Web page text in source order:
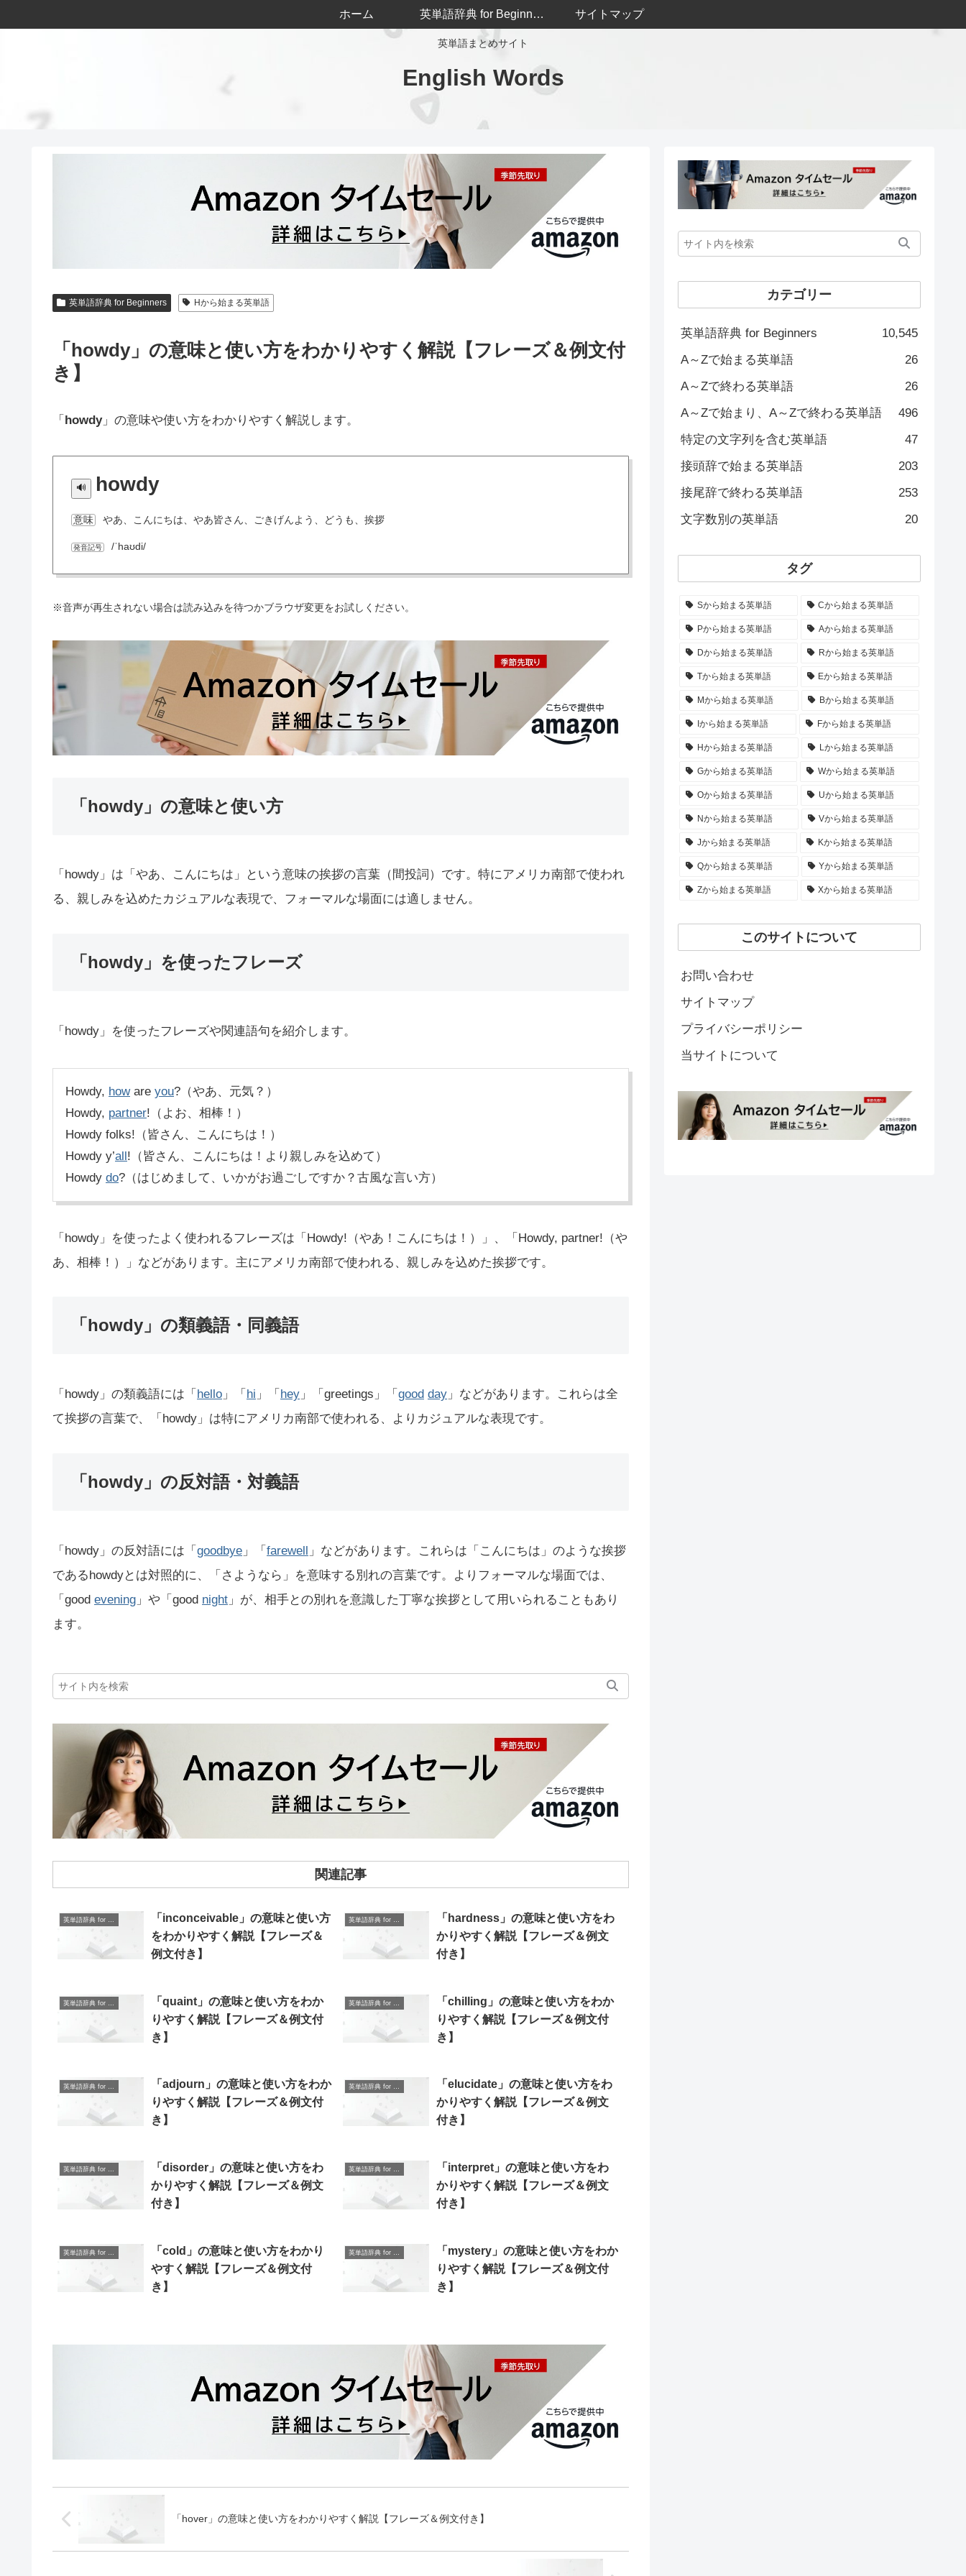
英単語まとめサイト
English Words
ホーム 英単語辞典 for Beginners サイトマップ
英単語辞典 for Beginners Hから始まる英単語
「howdy」の意味と使い方をわかりやすく解説【フレーズ＆例文付
き】
「 howdy」の意味や使い方をわかりやすく解説します。
howdy
意味 やあ、こんにちは、やあ皆さん、ごきげんよう、どうも、挨拶
発音記号 /ˈhaʊdi/
※音声が再生されない場合は読み込みを待つかブラウザ変更をお試しください。
「howdy」の意味と使い方
「howdy」は「やあ、こんにちは」という意味の挨拶の言葉（間投詞）です。特にアメリカ南部で使われ
る、親しみを込めたカジュアルな表現で、フォーマルな場面には適しません。
「howdy」を使ったフレーズ
「howdy」を使ったフレーズや関連語句を紹介します。
Howdy, howare you?（やあ、元気？）
Howdy, partner!（よお、相棒！）
Howdy folks!（皆さん、こんにちは！）
Howdy y’all!（皆さん、こんにちは！より親しみを込めて）
Howdy do?（はじめまして、いかがお過ごしですか？古風な言い方）
「howdy」を使ったよく使われるフレーズは「Howdy!（やあ！こんにちは！）」、「Howdy, partner!（や
あ、相棒！）」などがあります。主にアメリカ南部で使われる、親しみを込めた挨拶です。
「howdy」の類義語・同義語
「howdy」の類義語には「 hello 」「 hi 」「 hey 」「greetings」「 good day 」などがあります。これらは全
て挨拶の言葉で、「howdy」は特にアメリカ南部で使われる、よりカジュアルな表現です。
「howdy」の反対語・対義語
「howdy」の反対語には「 goodbye 」「 farewell 」などがあります。これらは「こんにちは」のような挨拶
であるhowdyとは対照的に、「さようなら」を意味する別れの言葉です。よりフォーマルな場面では、
「good evening 」や「good night 」が、相手との別れを意識した丁寧な挨拶として用いられることもあり
ます。
関連記事
「inconceivable」の意味と使い方
をわかりやすく解説【フレーズ＆
例文付き】
「hardness」の意味と使い方をわ
かりやすく解説【フレーズ＆例文
付き】
「quaint」の意味と使い方をわか
りやすく解説【フレーズ＆例文付
き】
「chilling」の意味と使い方をわか
りやすく解説【フレーズ＆例文付
き】
「adjourn」の意味と使い方をわか
りやすく解説【フレーズ＆例文付
き】
「elucidate」の意味と使い方をわ
かりやすく解説【フレーズ＆例文
付き】
英単語辞典 for Beginners
「disorder」の意味と使い方をわ
かりやすく解説【フレーズ＆例文
付き】
英単語辞典 for Beginners
「interpret」の意味と使い方をわ
かりやすく解説【フレーズ＆例文
付き】
英単語辞典 for Beginners
「cold」の意味と使い方をわかり
やすく解説【フレーズ＆例文付
き】
英単語辞典 for Beginners
「mystery」の意味と使い方をわか
りやすく解説【フレーズ＆例文付
き】
「hover」の意味と使い方をわかりやすく解説【フレーズ＆例文付き】
カテゴリー
英単語辞典 for Beginners
10,545
A～Zで始まる英単語
26
A～Zで終わる英単語
26
A～Zで始まり、A～Zで終わる英単語
496
特定の文字列を含む英単語
47
接頭辞で始まる英単語
203
接尾辞で終わる英単語
253
文字数別の英単語
20
タグ
Sから始まる英単語 Cから始まる英単語
Pから始まる英単語 Aから始まる英単語
Dから始まる英単語 Rから始まる英単語
Tから始まる英単語 Eから始まる英単語
Mから始まる英単語 Bから始まる英単語
Iから始まる英単語 Fから始まる英単語
Hから始まる英単語 Lから始まる英単語
Gから始まる英単語 Wから始まる英単語
Oから始まる英単語 Uから始まる英単語
Nから始まる英単語 Vから始まる英単語
Jから始まる英単語 Kから始まる英単語
Qから始まる英単語 Yから始まる英単語
Zから始まる英単語 Xから始まる英単語
このサイトについて
お問い合わせ
サイトマップ
プライバシーポリシー
当サイトについて